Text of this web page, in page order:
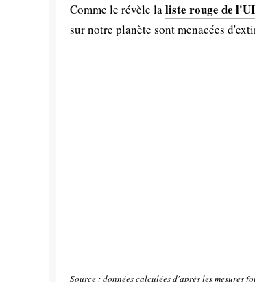
Comme le révèle laliste rouge de
sur notre planète sont menacées
Source : données calculées d'après les mesures